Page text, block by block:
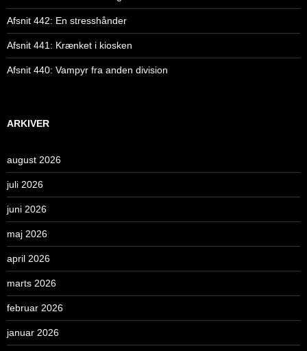
Afsnit 442: En stresshånder
Afsnit 441: Krænket i kiosken
Afsnit 440: Vampyr fra anden division
ARKIVER
august 2026
juli 2026
juni 2026
maj 2026
april 2026
marts 2026
februar 2026
januar 2026